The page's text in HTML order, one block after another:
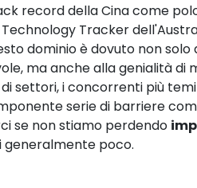
record della Cina come
Tracker
dominio è dovuto non
ma anche alla genialità
settori, i concorrenti più
serie di barriere
se non stiamo perdendo
generalmente poco.